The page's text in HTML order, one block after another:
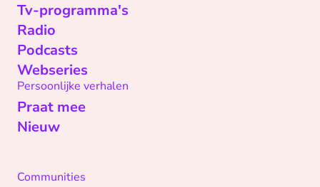
Tv-programma's
Radio
Podcasts
Webseries
Persoonlijke verhalen
Praat mee
Nieuw
Communities